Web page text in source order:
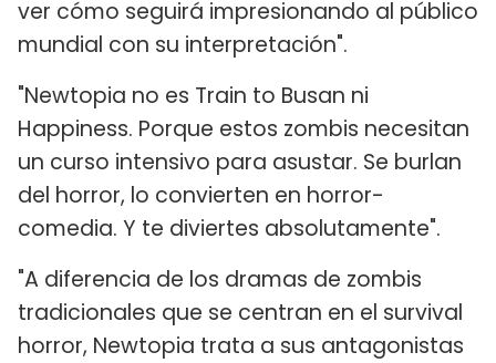
ver cómo seguirá impresionando al público
mundial con su interpretación".
"Newtopia no es Train to Busan ni
Happiness. Porque estos zombis necesitan
un curso intensivo para asustar. Se burlan
del horror, lo convierten en horror-
comedia. Y te diviertes absolutamente".
"A diferencia de los dramas de zombis
tradicionales que se centran en el survival
horror, Newtopia trata a sus antagonistas